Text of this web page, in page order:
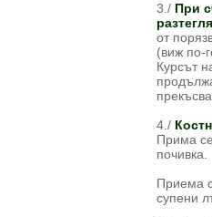
3./ При
от
(виж по-
Курсът
4./
Прима
почивка.
Приема
супени